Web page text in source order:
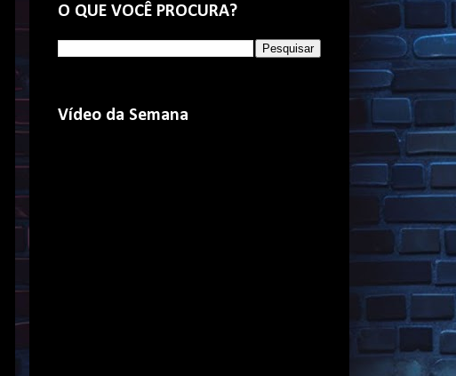
O QUE VOCÊ PROCURA?
Vídeo da Semana